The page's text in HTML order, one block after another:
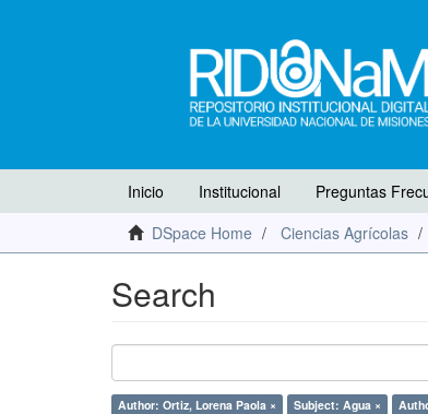
Inicio Institucional Preguntas
DSpace Home
Ciencias Agrícolas
Search
Author: Ortiz, Lorena Paola × Subject: Agua ×